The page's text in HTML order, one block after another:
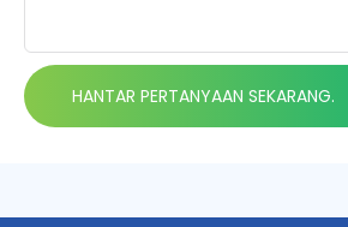
HANTAR PERTANYAAN SEKARANG.